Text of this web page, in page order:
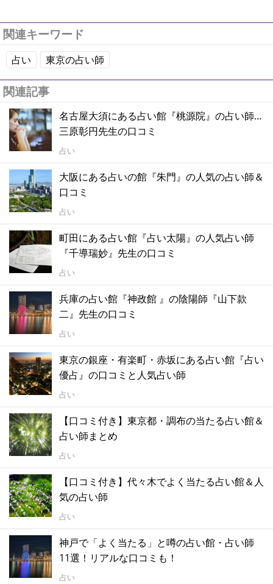
関連キーワード
占い 東京の占い師
関連記事
名古屋大須にある占い館『桃源院』の占い師…
三原彰円先生の口コミ
占い
大阪にある占いの館『朱門』の人気の占い師＆
口コミ
占い
町田にある占い館『占い太陽』の人気占い師
『千導瑞妙』先生の口コミ
占い
兵庫の占い館『神政館 』の陰陽師『山下款
二』先生の口コミ
占い
東京の銀座・有楽町・赤坂にある占い館『占い
優占』の口コミと人気占い師
占い
【口コミ付き】東京都・調布の当たる占い館＆
占い師まとめ
占い
【口コミ付き】代々木でよく当たる占い館＆人
気の占い師
占い
神戸で「よく当たる」と噂の占い館・占い師
11選！リアルな口コミも！
占い